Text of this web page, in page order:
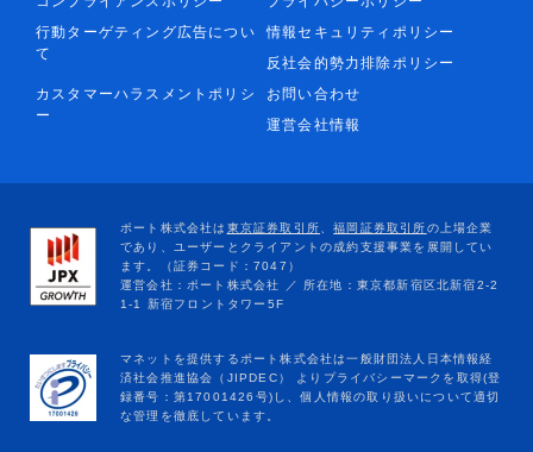
行動ターゲティング広告につい
て
情報セキュリティポリシー
反社会的勢力排除ポリシー
カスタマーハラスメントポリシ
ー
お問い合わせ
運営会社情報